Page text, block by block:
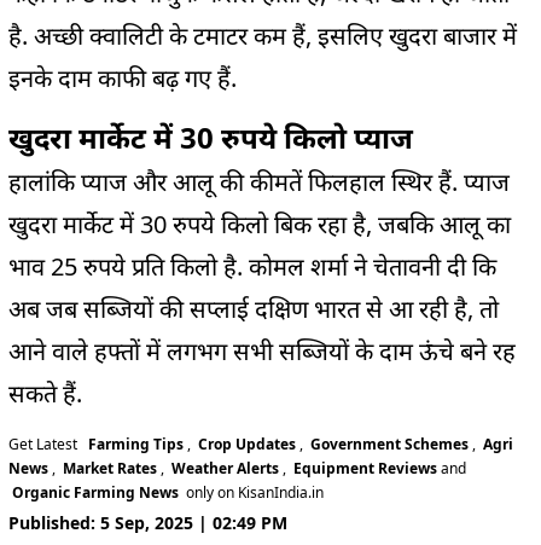
है. अच्छी क्वालिटी के टमाटर कम हैं, इसलिए खुदरा बाजार में
इनके दाम काफी बढ़ गए हैं.
खुदरा मार्केट में 30 रुपये किलो प्याज
हालांकि प्याज और आलू की कीमतें फिलहाल स्थिर हैं. प्याज
खुदरा मार्केट में 30 रुपये किलो बिक रहा है, जबकि आलू का
भाव 25 रुपये प्रति किलो है. कोमल शर्मा ने चेतावनी दी कि
अब जब सब्जियों की सप्लाई दक्षिण भारत से आ रही है, तो
आने वाले हफ्तों में लगभग सभी सब्जियों के दाम ऊंचे बने रह
सकते हैं.
Get Latest Farming Tips , Crop Updates , Government Schemes , Agri
News , Market Rates , Weather Alerts , Equipment Reviewsand
Organic Farming News only on KisanIndia.in
Published: 5 Sep, 2025 | 02:49 PM